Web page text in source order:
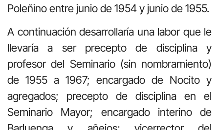
Poleñino entre junio de 1954 y junio de 1955.
A continuación desarrollaría una labor que le
llevaría a ser precepto de disciplina y
profesor del Seminario (sin nombramiento)
de 1955 a 1967; encargado de Nocito y
agregados; precepto de disciplina en el
Seminario Mayor; encargado interino de